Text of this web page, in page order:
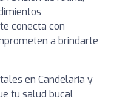
conecta con
a brindarte
en Candelaria y
tu salud bucal